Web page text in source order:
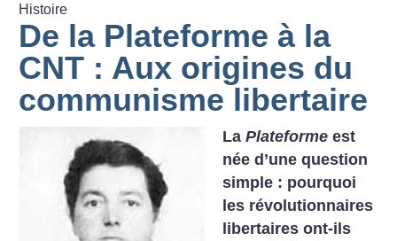
Histoire
De la Plateforme à la
CNT : Aux origines du
communisme libertaire
LaPlateforme est
née d’une question
simple : pourquoi
les révolutionnaires
libertaires ont-ils